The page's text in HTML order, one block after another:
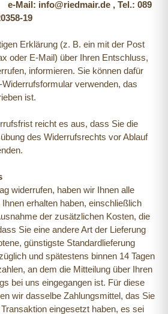
Mail: info@riedmair.de , Tel.: 089
19
Erklärung (z. B. ein mit der Post
oder E-Mail) über Ihren Entschluss,
informieren. Sie können dafür
verwenden, das
ist.
reicht es aus, dass Sie die
des Widerrufsrechts vor Ablauf
widerrufen, haben wir Ihnen alle
erhalten haben, einschließlich
der zusätzlichen Kosten, die
Sie eine andere Art der Lieferung
günstigste Standardlieferung
und spätestens binnen 14 Tagen
an dem die Mitteilung über Ihren
bei uns eingegangen ist. Für diese
wir dasselbe Zahlungsmittel, das Sie
eingesetzt haben, es sei